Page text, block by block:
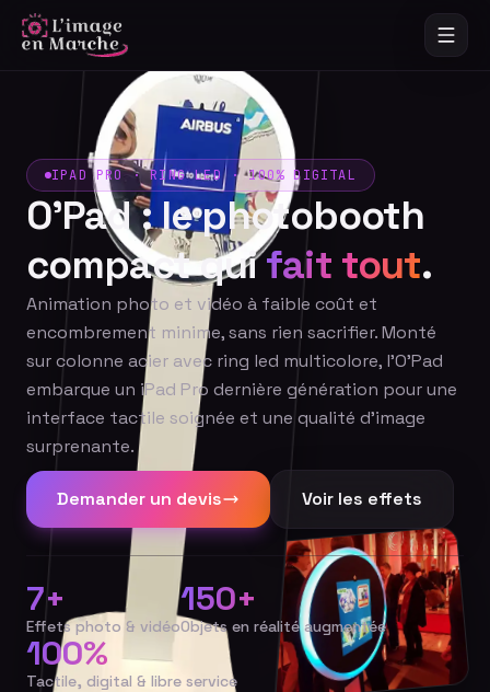
IPAD PRO · RING LED · 100% DIGITAL
O'Pad : le photobooth
compact quifait tout.
Animation photo et vidéo à faible coût et
encombrement minime, sans rien sacrifier. Monté
sur colonne acier avec ring led multicolore, l'O'Pad
embarque un iPad Pro dernière génération pour une
interface tactile soignée et une qualité d'image
surprenante.
Demander un devis Voir les effets
7+
Effets photo & vidéo
150+
Objets en réalité augmentée
100%
Tactile, digital & libre service